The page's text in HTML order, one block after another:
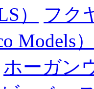
）
フク
Models
ホーガン